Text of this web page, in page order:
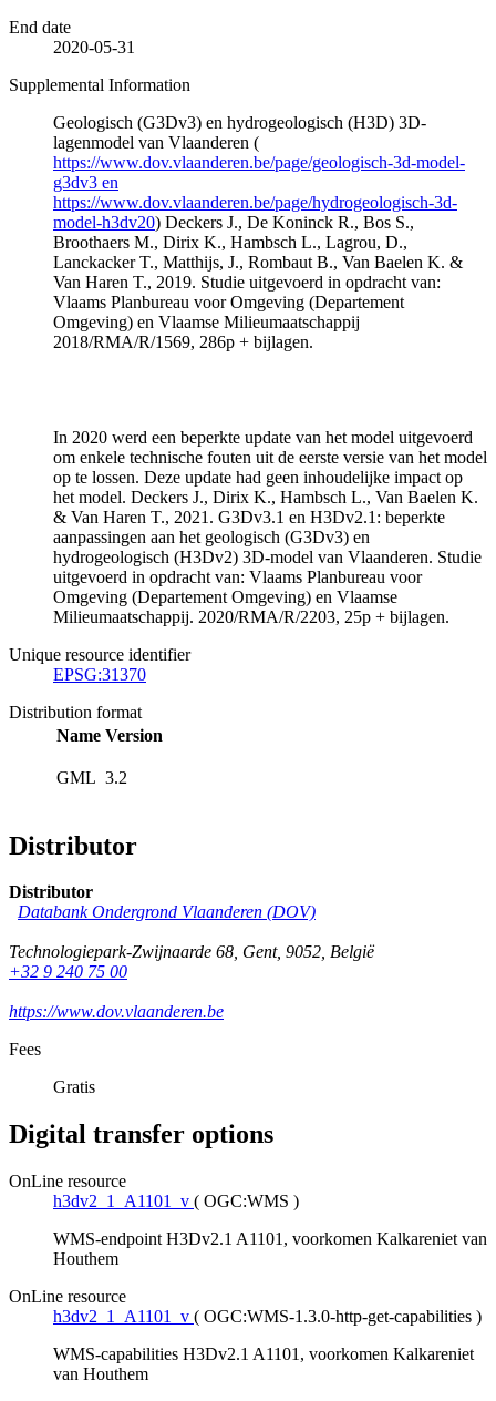
End date
2020-05-31
Supplemental Information
Geologisch (G3Dv3) en hydrogeologisch (H3D) 3D-
lagenmodel van Vlaanderen (
https://www.dov.vlaanderen.be/page/geologisch-3d-model-
g3dv3 en
https://www.dov.vlaanderen.be/page/hydrogeologisch-3d-
model-h3dv20) Deckers J., De Koninck R., Bos S.,
Broothaers M., Dirix K., Hambsch L., Lagrou, D.,
Lanckacker T., Matthijs, J., Rombaut B., Van Baelen K. &
Van Haren T., 2019. Studie uitgevoerd in opdracht van:
Vlaams Planbureau voor Omgeving (Departement
Omgeving) en Vlaamse Milieumaatschappij
2018/RMA/R/1569, 286p + bijlagen.
In 2020 werd een beperkte update van het model uitgevoerd
om enkele technische fouten uit de eerste versie van het model
op te lossen. Deze update had geen inhoudelijke impact op
het model. Deckers J., Dirix K., Hambsch L., Van Baelen K.
& Van Haren T., 2021. G3Dv3.1 en H3Dv2.1: beperkte
aanpassingen aan het geologisch (G3Dv3) en
hydrogeologisch (H3Dv2) 3D-model van Vlaanderen. Studie
uitgevoerd in opdracht van: Vlaams Planbureau voor
Omgeving (Departement Omgeving) en Vlaamse
Milieumaatschappij. 2020/RMA/R/2203, 25p + bijlagen.
Unique resource identifier
EPSG:31370
Distribution format
Name Version
GML 3.2
Distributor
Distributor
Databank Ondergrond Vlaanderen (DOV)
Technologiepark-Zwijnaarde 68, Gent, 9052, België
+32 9 240 75 00
https://www.dov.vlaanderen.be
Fees
Gratis
Digital transfer options
OnLine resource
h3dv2_1_A1101_v ( OGC:WMS )
WMS-endpoint H3Dv2.1 A1101, voorkomen Kalkareniet van
Houthem
OnLine resource
h3dv2_1_A1101_v ( OGC:WMS-1.3.0-http-get-capabilities )
WMS-capabilities H3Dv2.1 A1101, voorkomen Kalkareniet
van Houthem